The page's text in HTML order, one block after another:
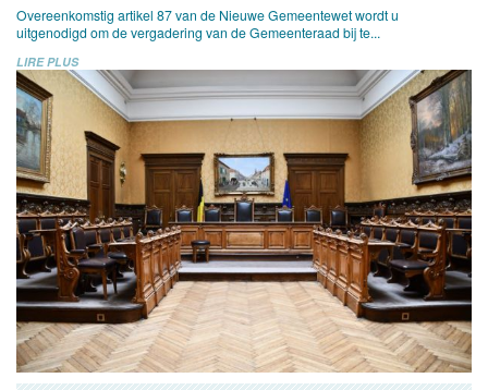
Overeenkomstig artikel 87 van de Nieuwe Gemeentewet wordt u
uitgenodigd om de vergadering van de Gemeenteraad bij te...
LIRE PLUS